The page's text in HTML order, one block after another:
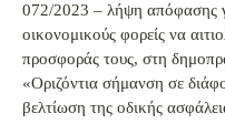
072/2023 – λήψη απόφασης
οικονομικούς φορείς να
προσφοράς τους, στη
«Οριζόντια σήμανση σε
βελτίωση της οδικής